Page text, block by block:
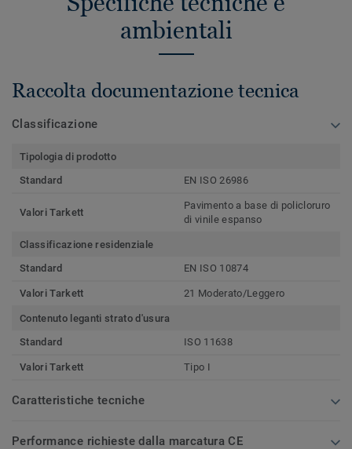
ambientali
Raccolta documentazione tecnica
Classificazione
Tipologia di prodotto
Standard
EN ISO 26986
Valori Tarkett
Pavimento a base di policloruro
di vinile espanso
Classificazione residenziale
Standard
EN ISO 10874
Valori Tarkett 21 Moderato/Leggero
Contenuto leganti strato d'usura
Standard
ISO 11638
Valori Tarkett Tipo I
Caratteristiche tecniche
Performance richieste dalla marcatura CE